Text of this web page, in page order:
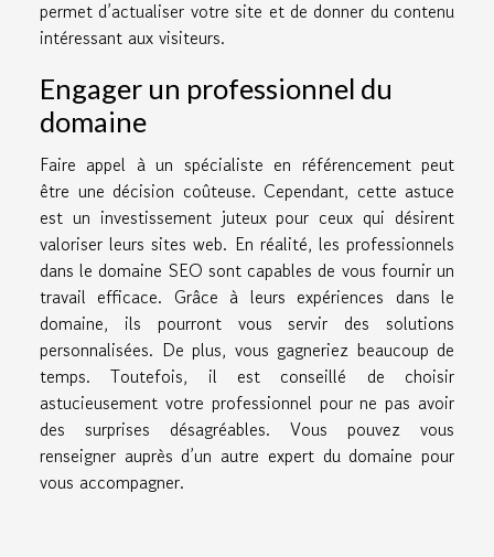
permet d’actualiser votre site et de donner du contenu
intéressant aux visiteurs.
Engager un professionnel du
domaine
Faire appel à un spécialiste en référencement peut
être une décision coûteuse. Cependant, cette astuce
est un investissement juteux pour ceux qui désirent
valoriser leurs sites web. En réalité, les professionnels
dans le domaine SEO sont capables de vous fournir un
travail efficace. Grâce à leurs expériences dans le
domaine, ils pourront vous servir des solutions
personnalisées. De plus, vous gagneriez beaucoup de
temps. Toutefois, il est conseillé de choisir
astucieusement votre professionnel pour ne pas avoir
des surprises désagréables. Vous pouvez vous
renseigner auprès d’un autre expert du domaine pour
vous accompagner.